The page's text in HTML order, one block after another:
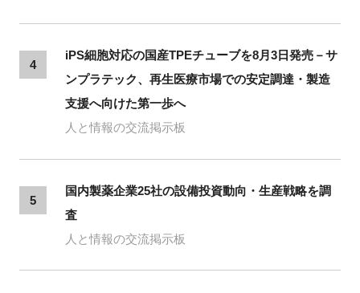
4
iPS細胞対応の国産TPEチューブを8月3日発売－サ
ンプラテック、再生医療市場での安定調達・製造
支援へ向けた第一歩へ
人と情報の交流掲示板
5
国内製薬企業25社の設備投資動向・生産戦略を調
査
人と情報の交流掲示板